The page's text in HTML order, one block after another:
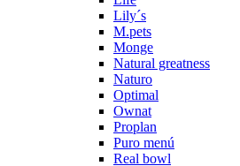
Lily´s
M.pets
Monge
Natural greatness
Naturo
Optimal
Ownat
Proplan
Puro menú
Real bowl